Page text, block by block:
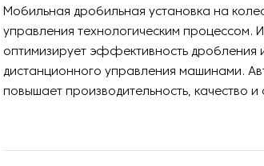
Мобильная дробильная установка на
управления технологическим процессом.
оптимизирует эффективность дробления
дистанционного управления машинами.
повышает производительность, качество и